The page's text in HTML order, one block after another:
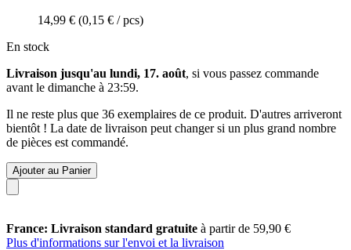
14,99 € (0,15 € / pcs)
En stock
Livraison jusqu'au lundi, 17. août, si vous passez commande
avant le dimanche à 23:59.
Il ne reste plus que 36 exemplaires de ce produit. D'autres arriveront
bientôt ! La date de livraison peut changer si un plus grand nombre
de pièces est commandé.
Ajouter au Panier
France: Livraison standard gratuite à partir de 59,90 €
Plus d'informations sur l'envoi et la livraison